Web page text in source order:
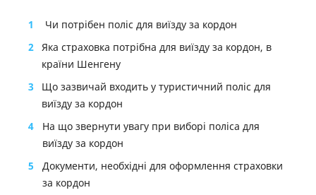
1
Чи потрібен поліс для виїзду за кордон
2 Яка страховка потрібна для виїзду за кордон, в
країни Шенгену
3
Що зазвичай входить у туристичний поліс для
виїзду за кордон
4
На що звернути увагу при виборі поліса для
виїзду за кордон
5
Документи, необхідні для оформлення страховки
за кордон